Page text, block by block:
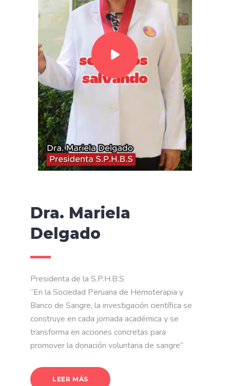
Dra. Mariela
Delgado
Presidenta de la S.P.H.B.S
“En la Sociedad Peruana de Hemoterapia y
Banco de Sangre, la investigación científica se
construye en cada jornada académica y se
transforma en acciones concretas para
promover la donación voluntaria de sangre”
LEER MÁS